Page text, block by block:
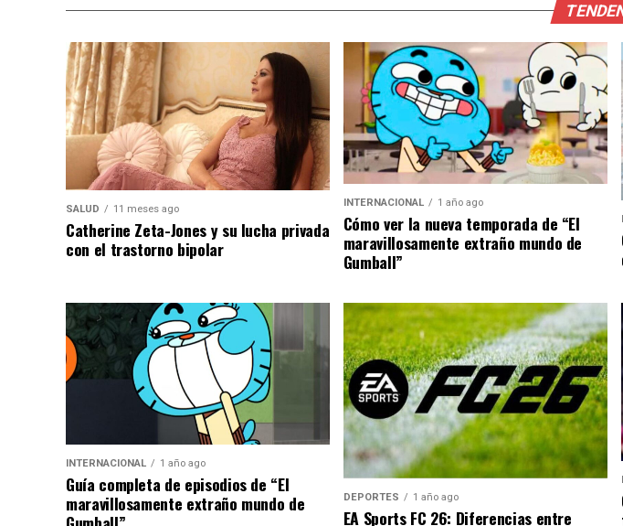
SALUD 11 meses ago
Catherine Zeta-Jones y su lucha privada
con el trastorno bipolar
INTERNACIONAL 1 año ago
Cómo ver la nueva temporada de “El
maravillosamente extraño mundo de
Gumball”
INTERNACIONAL 1 año ago
Guía completa de episodios de “El
maravillosamente extraño mundo de
DEPORTES 1 año ago
EA Sports FC 26: Diferencias entre